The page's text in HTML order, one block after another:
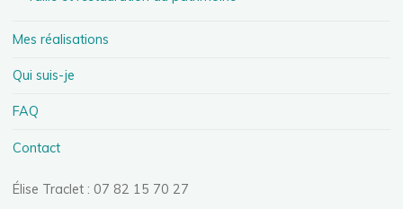
Mes réalisations
Qui suis-je
FAQ
Contact
Élise Traclet : 07 82 15 70 27